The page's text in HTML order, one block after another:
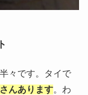
々です。タイで
んあります。わ